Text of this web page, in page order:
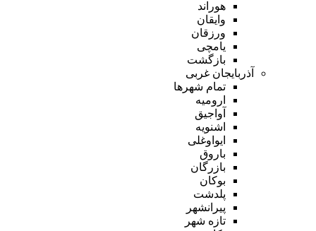
هوراند
وایقان
ورزقان
یامچی
بازگشت
آذربایجان غربی
تمام شهر‌ها
ارومیه
آواجیق
اشنویه
ایواوغلی
باروق
بازرگان
بوکان
پلدشت
پیرانشهر
تازه شهر